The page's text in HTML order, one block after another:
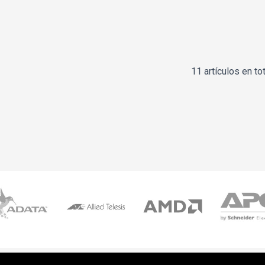
11 artículos en